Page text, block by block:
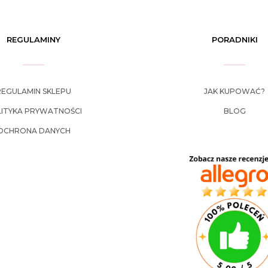
REGULAMINY
SKLEPU
PRYWATNOŚCI
DANYCH
PORADNIKI
JAK KUPOWAĆ?
BLOG